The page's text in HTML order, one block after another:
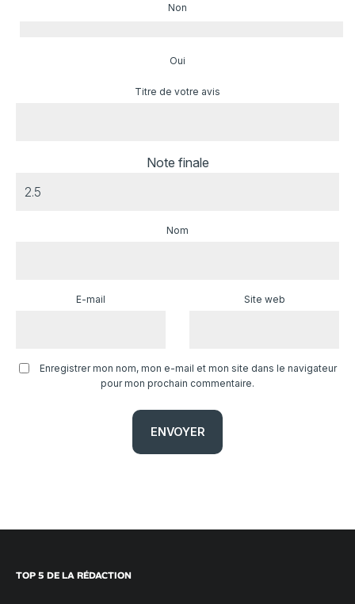
Non
Oui
Titre de votre avis
Note finale
Nom
E-mail Site web
Enregistrer mon nom, mon e-mail et mon site dans le navigateur
pour mon prochain commentaire.
TOP 5 DE LA RÉDACTION